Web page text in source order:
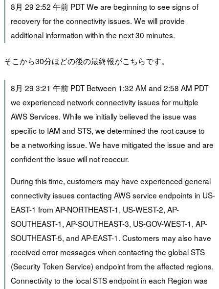
8月 29 2:52 午前 PDT We are beginning to see signs of
recovery for the connectivity issues. We will provide
additional information within the next 30 minutes.
そこから30分ほどの後の最終報がこちらです。
8月 29 3:21 午前 PDT Between 1:32 AM and 2:58 AM PDT
we experienced network connectivity issues for multiple
AWS Services. While we initially believed the issue was
specific to IAM and STS, we determined the root cause to
be a networking issue. We have mitigated the issue and are
confident the issue will not reoccur.
During this time, customers may have experienced general
connectivity issues contacting AWS service endpoints in US-
EAST-1 from AP-NORTHEAST-1, US-WEST-2, AP-
SOUTHEAST-1, AP-SOUTHEAST-3, US-GOV-WEST-1, AP-
SOUTHEAST-5, and AP-EAST-1. Customers may also have
received error messages when contacting the global STS
(Security Token Service) endpoint from the affected regions.
Connectivity to the local STS endpoint in each Region was